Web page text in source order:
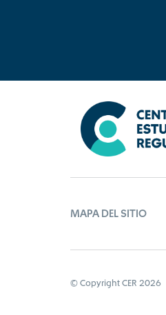
MAPA DEL SITIO
© Copyright CER 2026